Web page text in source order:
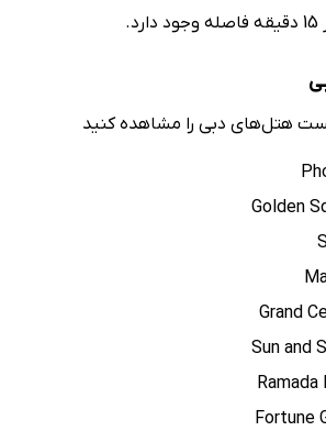
هتل‌های دبی را مشاهده کنید